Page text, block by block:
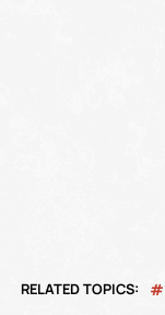
RELATED TOPICS: